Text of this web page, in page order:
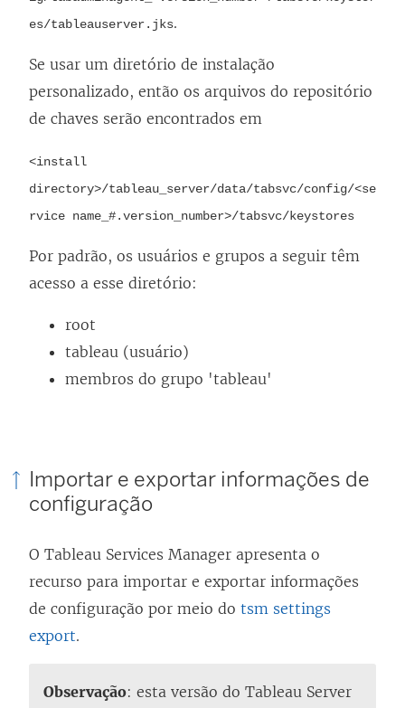
es/tableauserver.jks.
Se usar um diretório de instalação
personalizado, então os arquivos do repositório
de chaves serão encontrados em
<install
directory>/tableau_server/data/tabsvc/config/<se
rvice name_#.version_number>/tabsvc/keystores
Por padrão, os usuários e grupos a seguir têm
acesso a esse diretório:
root
tableau (usuário)
membros do grupo 'tableau'
Importar e exportar informações de
configuração
O Tableau Services Manager apresenta o
recurso para importar e exportar informações
de configuração por meio do tsm settings
export.
Observação: esta versão do Tableau Server